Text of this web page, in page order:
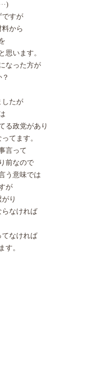
ですが
から
思います。
なった方が
したが
る政党があり
てます。
言って
前なので
う意味では
が
り
らなければ
てなければ
す。